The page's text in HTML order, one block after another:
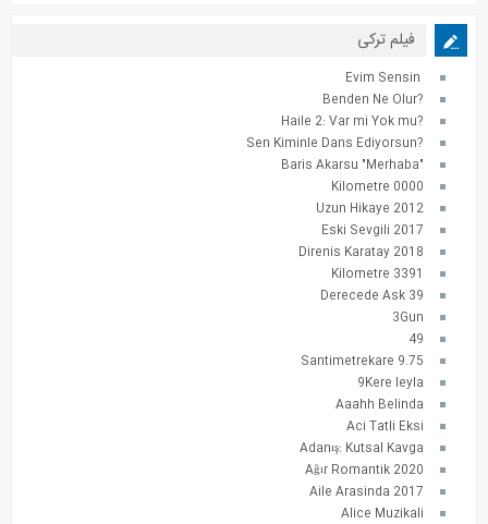
فیلم ترکی
?Benden Ne Olur
?Haile 2: Var mi Yok mu
?Sen Kiminle Dans Ediyorsun
"Baris Akarsu "Merhaba
0000 Kilometre
2012 Uzun Hikaye
2017 Eski Sevgili
2018 Direnis Karatay
3391 Kilometre
39 Derecede Ask
3Gun
49
9.75 Santimetrekare
9Kere leyla
Aaahh Belinda
Aci Tatli Eksi
Adanış: Kutsal Kavga
Ağır Romantik 2020
Aile Arasinda 2017
Alice Muzikali